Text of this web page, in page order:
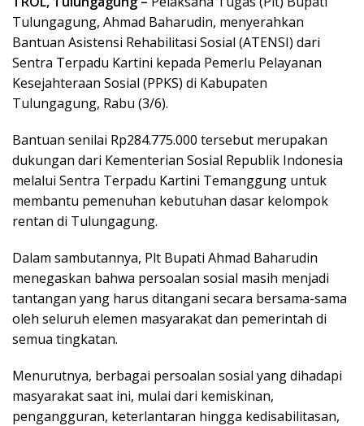
Tulungagung, Ahmad Baharudin, menyerahkan
Bantuan Asistensi Rehabilitasi Sosial (ATENSI) dari
Sentra Terpadu Kartini kepada Pemerlu Pelayanan
Kesejahteraan Sosial (PPKS) di Kabupaten
Tulungagung, Rabu (3/6).
Bantuan senilai Rp284.775.000 tersebut merupakan
dukungan dari Kementerian Sosial Republik Indonesia
melalui Sentra Terpadu Kartini Temanggung untuk
membantu pemenuhan kebutuhan dasar kelompok
rentan di Tulungagung.
Dalam sambutannya, Plt Bupati Ahmad Baharudin
menegaskan bahwa persoalan sosial masih menjadi
tantangan yang harus ditangani secara bersama-sama
oleh seluruh elemen masyarakat dan pemerintah di
semua tingkatan.
Menurutnya, berbagai persoalan sosial yang dihadapi
masyarakat saat ini, mulai dari kemiskinan,
pengangguran, keterlantaran hingga kedisabilitasan,